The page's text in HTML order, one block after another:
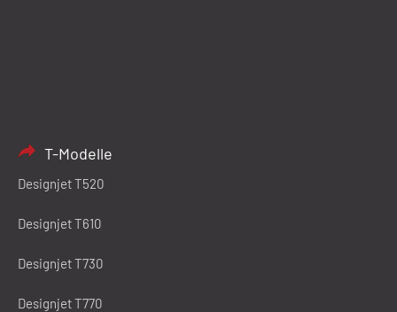
T-Modelle
Designjet T520
Designjet T610
Designjet T730
Designjet T770